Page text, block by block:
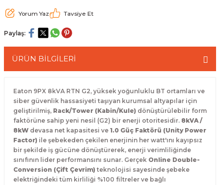
PaketleriYorum Yaz Tavsiye Et
Paylaş:
ÜRÜN BİLGİLERİ
Eaton 9PX 8kVA RTN G2, yüksek yoğunluklu BT ortamları ve
siber güvenlik hassasiyeti taşıyan kurumsal altyapılar için
geliştirilmiş, Rack/Tower (Kabin/Kule) dönüştürülebilir form
faktörüne sahip yeni nesil (G2) bir enerji otoritesidir. 8kVA /
8kW devasa net kapasitesi ve 1.0 Güç Faktörü (Unity Power
Factor) ile şebekeden çekilen enerjinin her watt'ını kayıpsız
bir şekilde iş gücüne dönüştürerek, enerji verimliliğinde
sınıfının lider performansını sunar. Gerçek Online Double-
Conversion (Çift Çevrim) teknolojisi sayesinde şebeke
elektriğindeki tüm kirliliği %100 filtreler ve bağlı